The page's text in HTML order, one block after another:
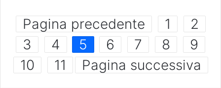
Pagina precedente 1
2
3
4 5 6 7 8
9
10
11 Pagina successiva